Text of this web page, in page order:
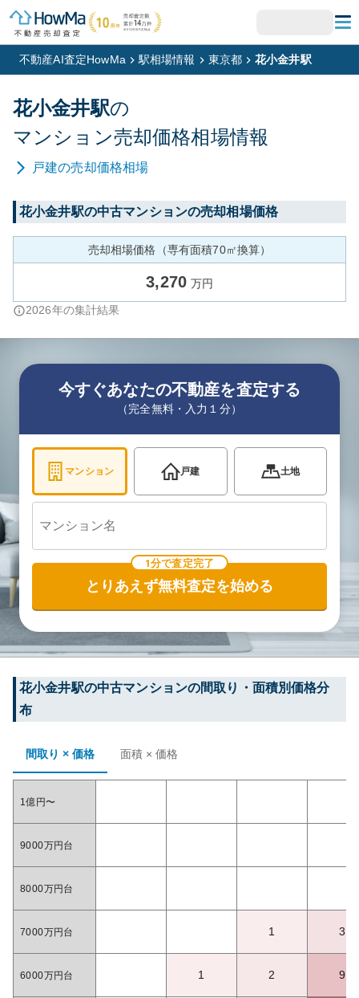
不動産AI査定HowMa 駅相場情報 東京都 花小金井駅
花小金井駅の
マンション売却価格相場情報
戸建の売却価格相場
花小金井駅の中古マンションの売却相場価格
売却相場価格（専有面積70㎡換算）
3,270 万円
2026年の集計結果
今すぐあなたの不動産を査定する
（完全無料・入力１分）
マンション 戸建 土地
1分で査定完了
とりあえず無料査定を始める
花小金井駅の中古マンションの間取り・面積別価格分
布
間取り × 価格 面積 × 価格
1億円〜
9000万円台
8000万円台
7000万円台 1 3
6000万円台 1 2 9